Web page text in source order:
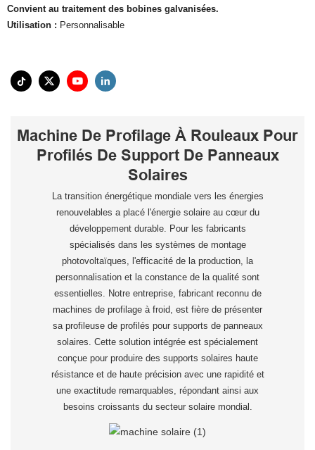
Convient au traitement des bobines galvanisées.
Utilisation : Personnalisable
Machine De Profilage À Rouleaux Pour
Profilés De Support De Panneaux
Solaires
La transition énergétique mondiale vers les énergies
renouvelables a placé l'énergie solaire au cœur du
développement durable. Pour les fabricants
spécialisés dans les systèmes de montage
photovoltaïques, l'efficacité de la production, la
personnalisation et la constance de la qualité sont
essentielles. Notre entreprise, fabricant reconnu de
machines de profilage à froid, est fière de présenter
sa profileuse de profilés pour supports de panneaux
solaires. Cette solution intégrée est spécialement
conçue pour produire des supports solaires haute
résistance et de haute précision avec une rapidité et
une exactitude remarquables, répondant ainsi aux
besoins croissants du secteur solaire mondial.